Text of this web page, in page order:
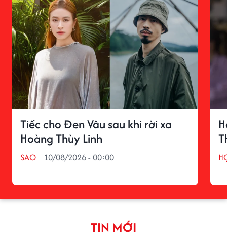
Tiếc cho Đen Vâu sau khi rời xa
Hoàng Thùy Linh
SAO 10/08/2026 - 00:00
TIN MỚI